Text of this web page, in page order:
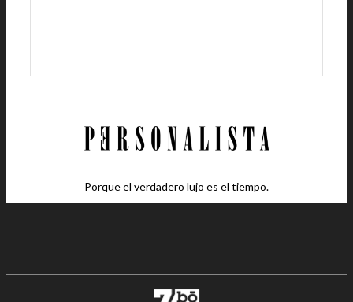
Porque el verdadero lujo es el tiempo.